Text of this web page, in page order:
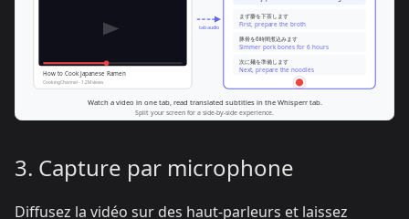
3. Capture par microphone
Diffusez la vidéo sur des haut-parleurs et laissez